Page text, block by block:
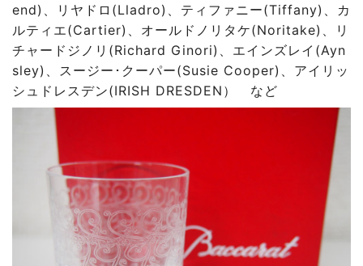
end)、リヤドロ(Lladro)、ティファニー(Tiffany)、カ
ルティエ(Cartier)、オールドノリタケ(Noritake)、リ
チャードジノリ(Richard Ginori)、エインズレイ(Ayn
sley)、スージー･クーパー(Susie Cooper)、アイリッ
シュドレスデン(IRISH DRESDEN） など